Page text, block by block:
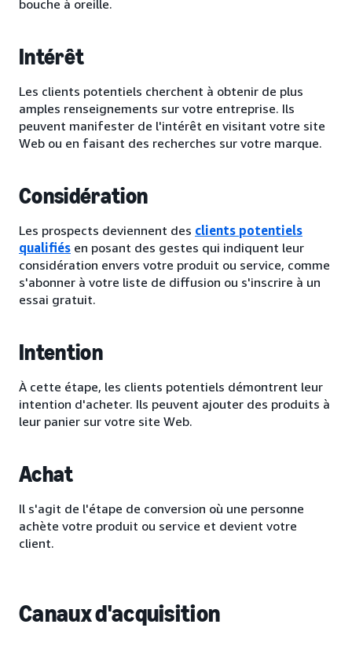
bouche à oreille.
Intérêt
Les clients potentiels cherchent à obtenir de plus
amples renseignements sur votre entreprise. Ils
peuvent manifester de l'intérêt en visitant votre site
Web ou en faisant des recherches sur votre marque.
Considération
Les prospects deviennent des clients potentiels
qualifiés en posant des gestes qui indiquent leur
considération envers votre produit ou service, comme
s'abonner à votre liste de diffusion ou s'inscrire à un
essai gratuit.
Intention
À cette étape, les clients potentiels démontrent leur
intention d'acheter. Ils peuvent ajouter des produits à
leur panier sur votre site Web.
Achat
Il s'agit de l'étape de conversion où une personne
achète votre produit ou service et devient votre
client.
Canaux d'acquisition